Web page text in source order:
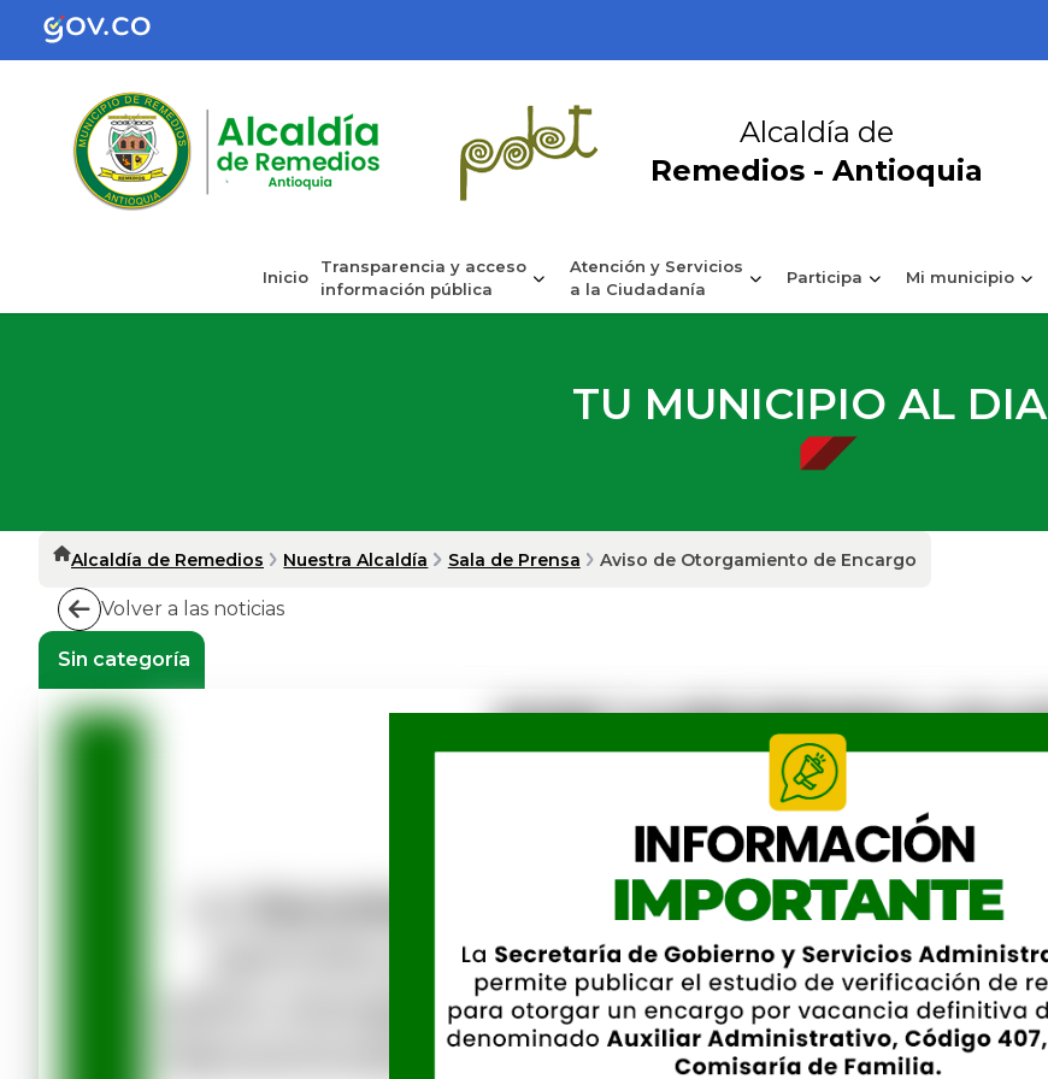
Alcaldía de
Remedios - Antioquia
Inicio
Transparencia y acceso
información pública
Atención y Servicios
a la Ciudadanía
Participa Mi municipio
TU MUNICIPIO AL DIA
Alcaldía de Remedios Nuestra Alcaldía Sala de Prensa Aviso de Otorgamiento de Encargo
Volver a las noticias
Sin categoría